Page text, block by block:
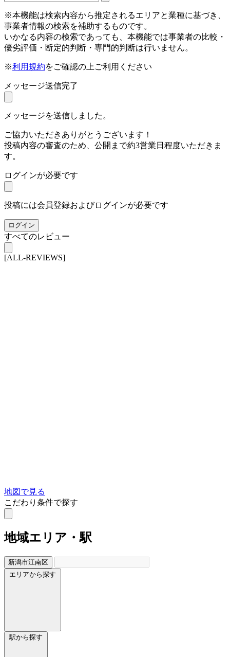
※本機能は検索内容から推定されるエリアと業種に基づき、
事業者情報の検索を補助するものです。
いかなる内容の検索であっても、本機能では事業者の比較・
優劣評価・断定的判断・専門的判断は行いません。
※利用規約をご確認の上ご利用ください
メッセージ送信完了
メッセージを送信しました。
ご協力いただきありがとうございます！
投稿内容の審査のため、公開まで約3営業日程度いただきま
す。
ログインが必要です
投稿には会員登録およびログインが必要です
ログイン
すべてのレビュー
[ALL-REVIEWS]
地図で見る
こだわり条件で探す
地域エリア・駅
新潟市江南区
エリアから探す
駅から探す